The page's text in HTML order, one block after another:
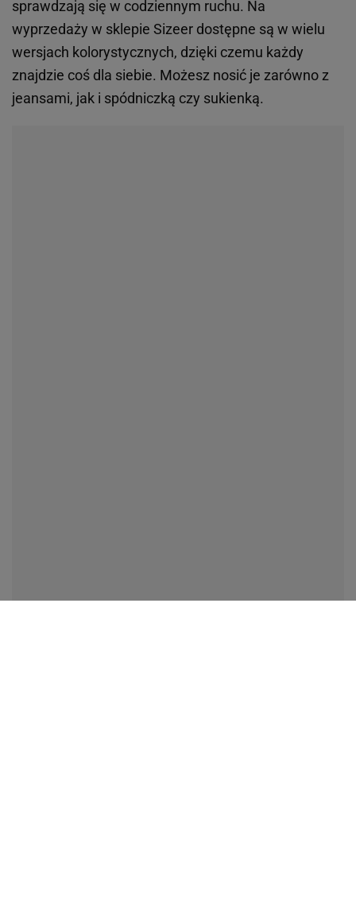
sprawdzają się w codziennym ruchu. Na
wyprzedaży w sklepie Sizeer dostępne są w wielu
wersjach kolorystycznych, dzięki czemu każdy
znajdzie coś dla siebie. Możesz nosić je zarówno z
jeansami, jak i spódniczką czy sukienką.